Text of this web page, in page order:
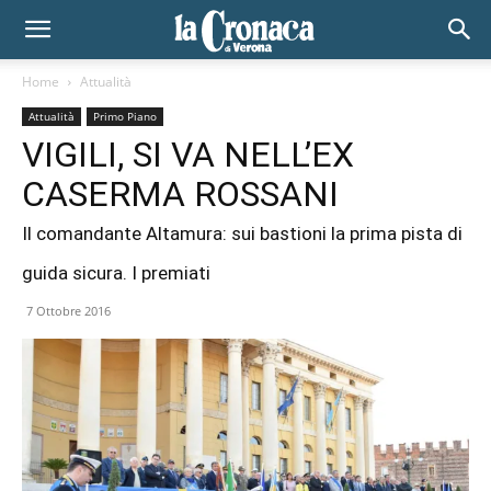
Home Attualità
Attualità Primo Piano
VIGILI, SI VA NELL’EX
CASERMA ROSSANI
Il comandante Altamura: sui bastioni la prima pista di
guida sicura. I premiati
7 Ottobre 2016